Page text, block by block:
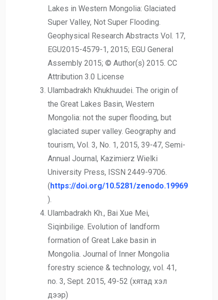
Lakes in Western Mongolia: Glaciated
Super Valley, Not Super Flooding.
Geophysical Research Abstracts Vol. 17,
EGU2015-4579-1, 2015; EGU General
Assembly 2015; © Author(s) 2015. CC
Attribution 3.0 License
Ulambadrakh Khukhuudei. The origin of
the Great Lakes Basin, Western
Mongolia: not the super flooding, but
glaciated super valley. Geography and
tourism, Vol. 3, No. 1, 2015, 39-47, Semi-
Annual Journal, Kazimierz Wielki
University Press, ISSN 2449-9706.
(https://doi.org/10.5281/zenodo.19969
).
Ulambadrakh Kh., Bai Xue Mei,
Siqinbilige. Evolution of landform
formation of Great Lake basin in
Mongolia. Journal of Inner Mongolia
forestry science & technology, vol. 41,
no. 3, Sept. 2015, 49-52 (хятад хэл
дээр)